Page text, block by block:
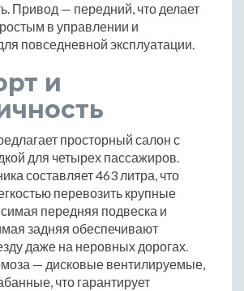
Привод — передний, что делает
в управлении и
повседневной эксплуатации.
и
просторный салон с
для четырех пассажиров.
составляет 463 литра, что
перевозить крупные
передняя подвеска и
задняя обеспечивают
даже на неровных дорогах.
— дисковые вентилируемые,
что гарантирует